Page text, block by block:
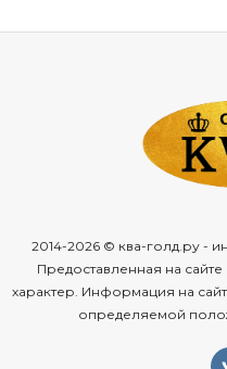
2014-2026 © ква-голд.ру -
Предоставленная на
характер. Информация на
определяемой